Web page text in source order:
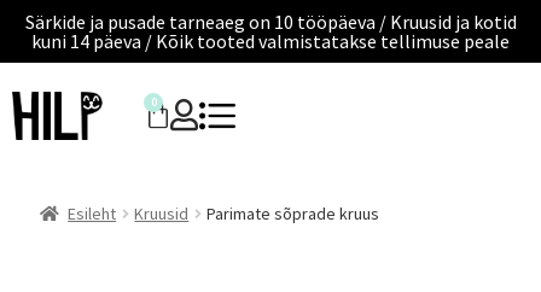
Särkide ja pusade tarneaeg on 10 tööpäeva / Kruusid ja kotid
kuni 14 päeva / Kõik tooted valmistatakse tellimuse peale
0
Esileht Kruusid Parimate sõprade kruus